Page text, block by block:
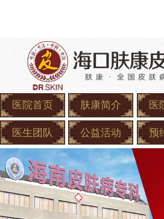
医院首页 肤康简介 医
医生团队 公益活动 预